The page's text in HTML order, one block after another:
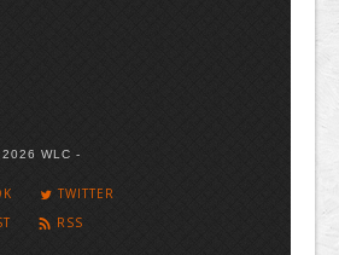
WLC -
TWITTER
RSS